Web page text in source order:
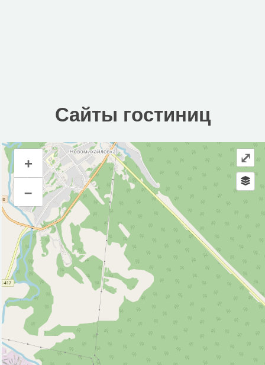
Сайты гостиниц
Сайты гостиниц
Инфраструктура
Автозаправочная станция (2)
Автопарковка (17)
Аптека (1)
Банк (2)
Банкомат (1)
Кафе (1)
Магазин (12)
Стадион (1)
Исторические объекты
Памятник (5)
Природные объекты
+
–
⤢